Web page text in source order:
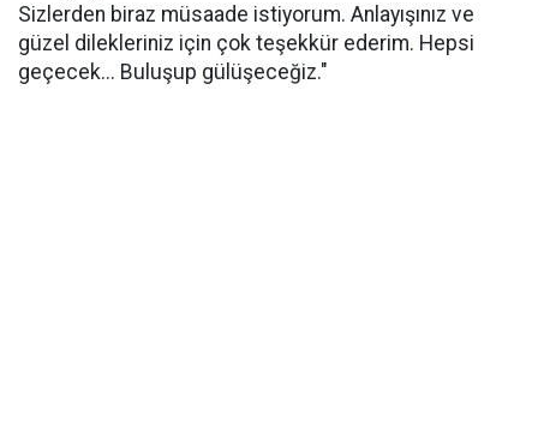
Sizlerden biraz müsaade istiyorum. Anlayışınız ve
güzel dilekleriniz için çok teşekkür ederim. Hepsi
geçecek... Buluşup gülüşeceğiz."